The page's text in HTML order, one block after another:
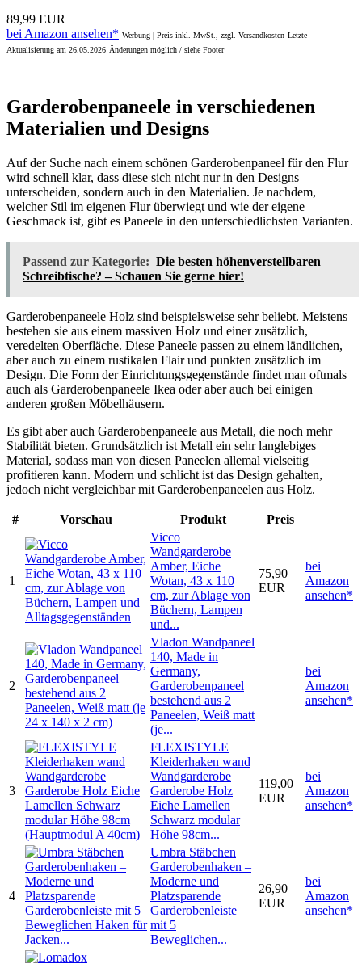
89,99 EUR
bei Amazon ansehen* Werbung | Preis inkl. MwSt., zzgl. Versandkosten Letzte
Aktualisierung am 26.05.2026 Änderungen möglich / siehe Footer
Garderobenpaneele in verschiedenen
Materialien und Designs
Auf der Suche nach einem schönen Garderobenpaneel für den Flur
wird schnell klar, dass diese sich nicht nur in den Designs
unterscheiden, sondern auch in den Materialien. Je nachdem,
welcher Stil im eigenen Flur überwiegt und wie der eigene
Geschmack ist, gibt es Paneele in den unterschiedlichsten Varianten.
Passend zur Kategorie: Die besten höhenverstellbaren
Schreibtische? – Schauen Sie gerne hier!
Garderobenpaneele Holz sind beispielsweise sehr beliebt. Meistens
bestehen sie aus einem massiven Holz und einer zusätzlich,
veredelten Oberfläche. Diese Paneele passen zu einem ländlichen,
aber auch zu einem rustikalen Flair und punkten zusätzlich im
Design. Die Form der Einrichtungsgegenstände findet man oftmals
auch als Garderobenpaneele Ikea oder aber auch bei einigen
anderen großen Möbelhäusern.
Es gibt aber auch Garderobenpaneele aus Metall, die noch mehr
Stabilität bieten. Grundsätzlich ist Metall ein sehr langlebiges
Material, sodass man von diesen Paneelen allemal vielseitig
profitieren kann. Modern und schlicht ist das Design gehalten,
jedoch nicht vergleichbar mit Garderobenpaneelen aus Holz.
# Vorschau Produkt Preis
1
Vicco
Wandgarderobe
Amber, Eiche
Wotan, 43 x 110
cm, zur Ablage von
Büchern, Lampen
und...
75,90
EUR
bei
Amazon
ansehen*
2
Vladon Wandpaneel
140, Made in
Germany,
Garderobenpaneel
bestehend aus 2
Paneelen, Weiß matt
(je...
bei
Amazon
ansehen*
3
FLEXISTYLE
Kleiderhaken wand
Wandgarderobe
Garderobe Holz
Eiche Lamellen
Schwarz modular
Höhe 98cm...
119,00
EUR
bei
Amazon
ansehen*
4
Umbra Stäbchen
Garderobenhaken –
Moderne und
Platzsparende
Garderobenleiste
mit 5
Beweglichen...
26,90
EUR
bei
Amazon
ansehen*